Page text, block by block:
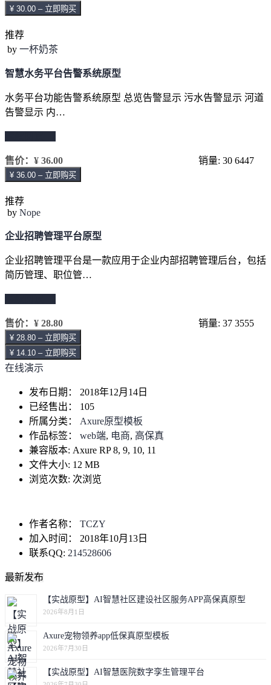
¥ 30.00 – 立即购买
推荐
by 一杯奶茶
智慧水务平台告警系统原型
水务平台功能告警系统原型 总览告警显示 污水告警显示 河道
告警显示 内…
售价： ¥ 36.00 销量: 30 6447
¥ 36.00 – 立即购买
推荐
by Nope
企业招聘管理平台原型
企业招聘管理平台是一款应用于企业内部招聘管理后台，包括
简历管理、职位管…
售价： ¥ 28.80 销量: 37 3555
¥ 28.80 – 立即购买
¥ 14.10 – 立即购买
在线演示
发布日期：
2018年12月14日
已经售出：
105
所属分类：
Axure原型模板
作品标签：
web端, 电商, 高保真
兼容版本: Axure RP 8, 9, 10, 11
文件大小: 12 MB
浏览次数: 次浏览
作者名称：
TCZY
加入时间：
2018年10月13日
联系QQ: 214528606
最新发布
【实战原型】AI智慧社区建设社区服务APP高保真原型
2026年8月1日
Axure宠物领养app低保真原型模板
2026年7月30日
【实战原型】AI智慧医院数字孪生管理平台